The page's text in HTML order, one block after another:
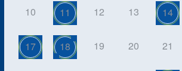
10 11 12 13 14
17 18 19 20 21